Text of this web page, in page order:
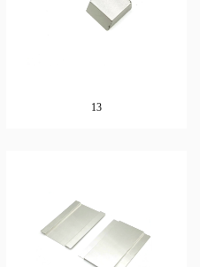
13